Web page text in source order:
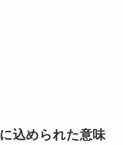
込められた意味